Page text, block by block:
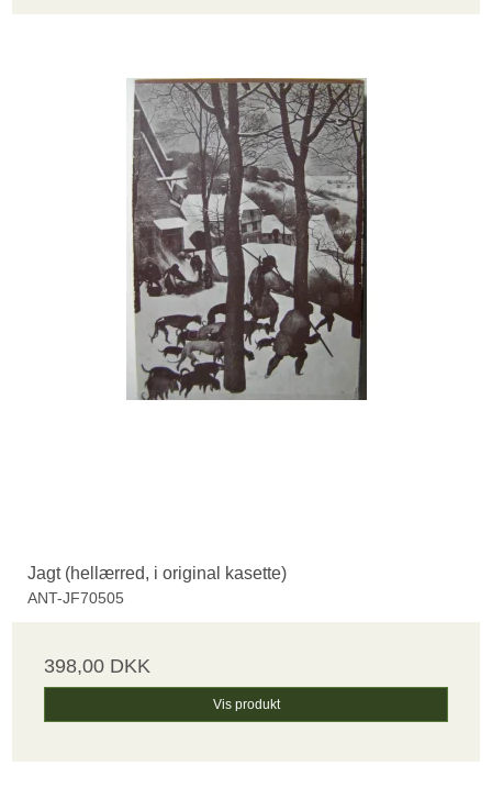
Jagt (hellærred, i original kasette)
ANT-JF70505
398,00 DKK
Vis produkt